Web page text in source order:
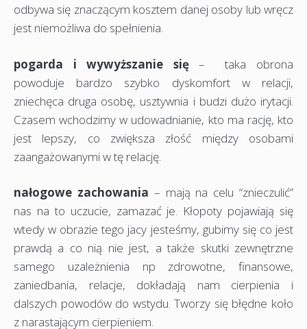
odbywa się znaczącym kosztem danej osoby lub wręcz
jest niemożliwa do spełnienia.
pogarda i wywyższanie się– taka obrona
powoduje bardzo szybko dyskomfort w relacji,
zniechęca druga osobę, usztywnia i budzi dużo irytacji.
Czasem wchodzimy w udowadnianie, kto ma rację, kto
jest lepszy, co zwiększa złość między osobami
zaangażowanymi w tę relację.
nałogowe zachowania – mają na celu “znieczulić”
nas na to uczucie, zamazać je. Kłopoty pojawiają się
wtedy w obrazie tego jacy jesteśmy, gubimy się co jest
prawdą a co nią nie jest, a także skutki zewnętrzne
samego uzależnienia np zdrowotne, finansowe,
zaniedbania, relacje, dokładają nam cierpienia i
dalszych powodów do wstydu. Tworzy się błędne koło
z narastającym cierpieniem.